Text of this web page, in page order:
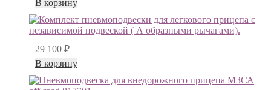
В корзину
29 100 ₽
В корзину